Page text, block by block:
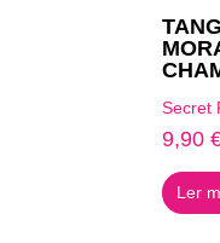
Secret
9,90
Ler